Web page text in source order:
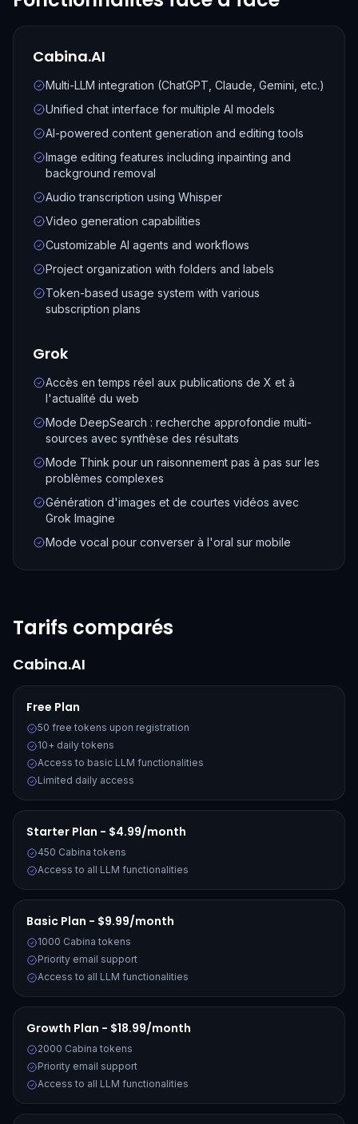
Cabina.AI
Multi-LLM integration (ChatGPT, Claude, Gemini, etc.)
Unified chat interface for multiple AI models
AI-powered content generation and editing tools
Image editing features including inpainting and
background removal
Audio transcription using Whisper
Video generation capabilities
Customizable AI agents and workflows
Project organization with folders and labels
Token-based usage system with various
subscription plans
Grok
Accès en temps réel aux publications de X et à
l'actualité du web
Mode DeepSearch : recherche approfondie multi-
sources avec synthèse des résultats
Mode Think pour un raisonnement pas à pas sur les
problèmes complexes
Génération d'images et de courtes vidéos avec
Grok Imagine
Mode vocal pour converser à l'oral sur mobile
Tarifs comparés
Cabina.AI
Free Plan
50 free tokens upon registration
10+ daily tokens
Access to basic LLM functionalities
Limited daily access
Starter Plan - $4.99/month
450 Cabina tokens
Access to all LLM functionalities
Basic Plan - $9.99/month
1000 Cabina tokens
Priority email support
Access to all LLM functionalities
Growth Plan - $18.99/month
2000 Cabina tokens
Priority email support
Access to all LLM functionalities